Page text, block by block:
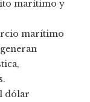
marítimo y
marítimo
dólar